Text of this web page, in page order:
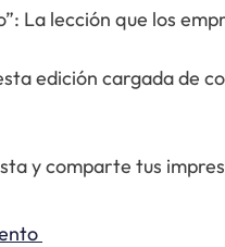
La lección que los
edición cargada de
y comparte tus